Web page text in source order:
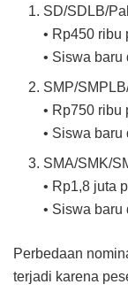
SD/SDLB/
• Rp450 ribu
• Siswa
SMP/
• Rp750 ribu
• Siswa
SMA/SMK/
• Rp1,8 juta
• Siswa
Perbedaan
terjadi karena